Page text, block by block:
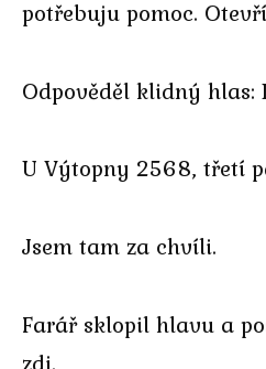
potřebuju pomoc.
Odpověděl klidný hlas:
U Výtopny 2568, třetí
Jsem tam za chvíli.
Farář sklopil hlavu a